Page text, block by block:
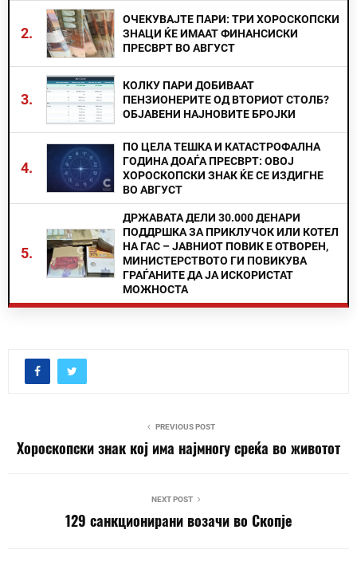
2.
ОЧЕКУВАЈТЕ ПАРИ: ТРИ ХОРОСКОПСКИ
ЗНАЦИ ЌЕ ИМААТ ФИНАНСИСКИ
ПРЕСВРТ ВО АВГУСТ
3.
КОЛКУ ПАРИ ДОБИВААТ
ПЕНЗИОНЕРИТЕ ОД ВТОРИОТ СТОЛБ?
ОБЈАВЕНИ НАЈНОВИТЕ БРОЈКИ
4.
ПО ЦЕЛА ТЕШКА И КАТАСТРОФАЛНА
ГОДИНА ДОАЃА ПРЕСВРТ: ОВОЈ
ХОРОСКОПСКИ ЗНАК ЌЕ СЕ ИЗДИГНЕ
ВО АВГУСТ
5.
ДРЖАВАТА ДЕЛИ 30.000 ДЕНАРИ
ПОДДРШКА ЗА ПРИКЛУЧОК ИЛИ КОТЕЛ
НА ГАС – ЈАВНИОТ ПОВИК Е ОТВОРЕН,
МИНИСТЕРСТВОТО ГИ ПОВИКУВА
ГРАЃАНИТЕ ДА ЈА ИСКОРИСТАТ
МОЖНОСТА
PREVIOUS POST
Хороскопски знак кој има најмногу среќа во животот
NEXT POST
129 санкционирани возачи во Скопје